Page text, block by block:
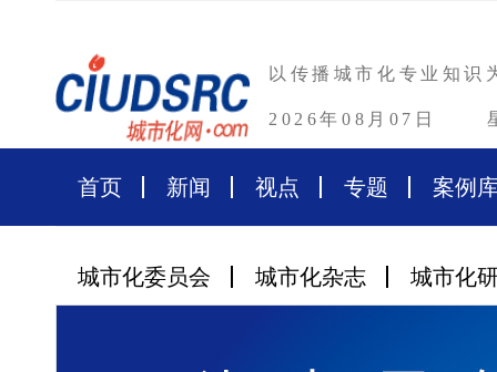
以传播城市化专业知识
2026年08月07日
首页 新闻 视点 专题 案例
城市化委员会 城市化杂志 城市化